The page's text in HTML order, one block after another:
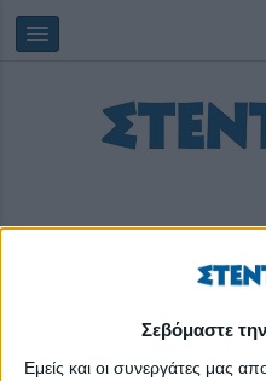
Σεβόμαστε
Εμείς και οι συνεργάτες μας